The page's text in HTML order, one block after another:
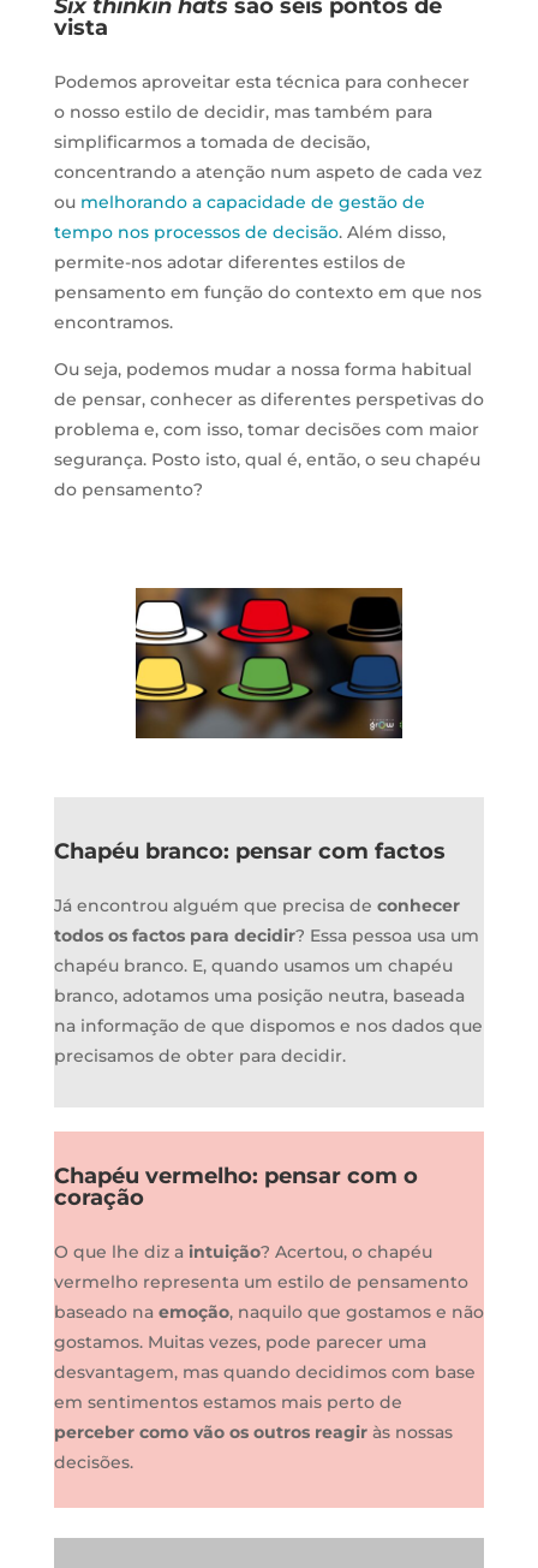
Six thinkin hatssão seis pontos de
vista
Podemos aproveitar esta técnica para conhecer
o nosso estilo de decidir, mas também para
simplificarmos a tomada de decisão,
concentrando a atenção num aspeto de cada vez
ou melhorando a capacidade de gestão de
tempo nos processos de decisão. Além disso,
permite-nos adotar diferentes estilos de
pensamento em função do contexto em que nos
encontramos.
Ou seja, podemos mudar a nossa forma habitual
de pensar, conhecer as diferentes perspetivas do
problema e, com isso, tomar decisões com maior
segurança. Posto isto, qual é, então, o seu chapéu
do pensamento?
Chapéu branco: pensar com factos
Já encontrou alguém que precisa de conhecer
todos os factos para decidir? Essa pessoa usa um
chapéu branco. E, quando usamos um chapéu
branco, adotamos uma posição neutra, baseada
na informação de que dispomos e nos dados que
precisamos de obter para decidir.
Chapéu vermelho: pensar com o
coração
O que lhe diz a intuição? Acertou, o chapéu
vermelho representa um estilo de pensamento
baseado na emoção, naquilo que gostamos e não
gostamos. Muitas vezes, pode parecer uma
desvantagem, mas quando decidimos com base
em sentimentos estamos mais perto de
perceber como vão os outros reagiràs nossas
decisões.